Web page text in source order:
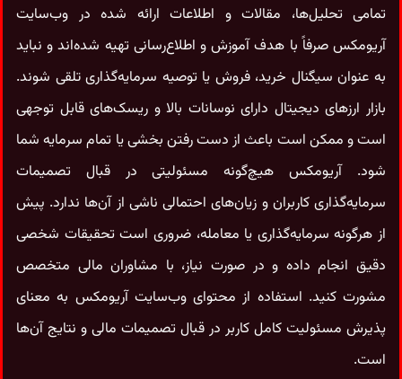
تمامی تحلیل‌ها، مقالات و اطلاعات ارائه شده در وب‌سایت
آریومکس صرفاً با هدف آموزش و اطلاع‌رسانی تهیه شده‌اند و نباید
به‌ عنوان سیگنال خرید، فروش یا توصیه سرمایه‌گذاری تلقی شوند.
بازار ارزهای دیجیتال دارای نوسانات بالا و ریسک‌های قابل‌ توجهی
است و ممکن است باعث از دست رفتن بخشی یا تمام سرمایه شما
شود. آریومکس هیچ‌گونه مسئولیتی در قبال تصمیمات
سرمایه‌گذاری کاربران و زیان‌های احتمالی ناشی از آن‌ها ندارد. پیش
از هرگونه سرمایه‌گذاری یا معامله، ضروری است تحقیقات شخصی
دقیق انجام داده و در صورت نیاز، با مشاوران مالی متخصص
مشورت کنید. استفاده از محتوای وب‌سایت آریومکس به معنای
پذیرش مسئولیت کامل کاربر در قبال تصمیمات مالی و نتایج آن‌ها
است.